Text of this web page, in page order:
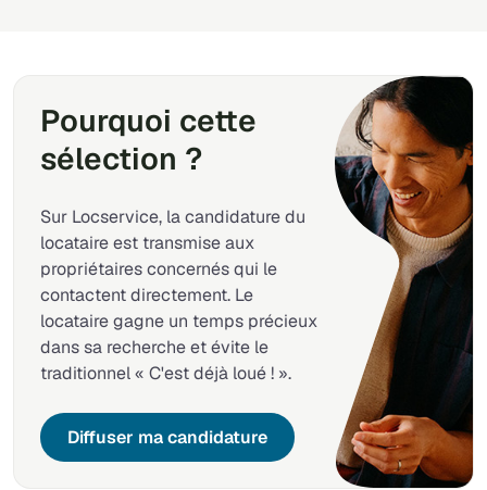
Pourquoi cette
sélection ?
Sur Locservice, la candidature du
locataire est transmise aux
propriétaires concernés qui le
contactent directement. Le
locataire gagne un temps précieux
dans sa recherche et évite le
traditionnel « C'est déjà loué ! ».
Diffuser ma candidature